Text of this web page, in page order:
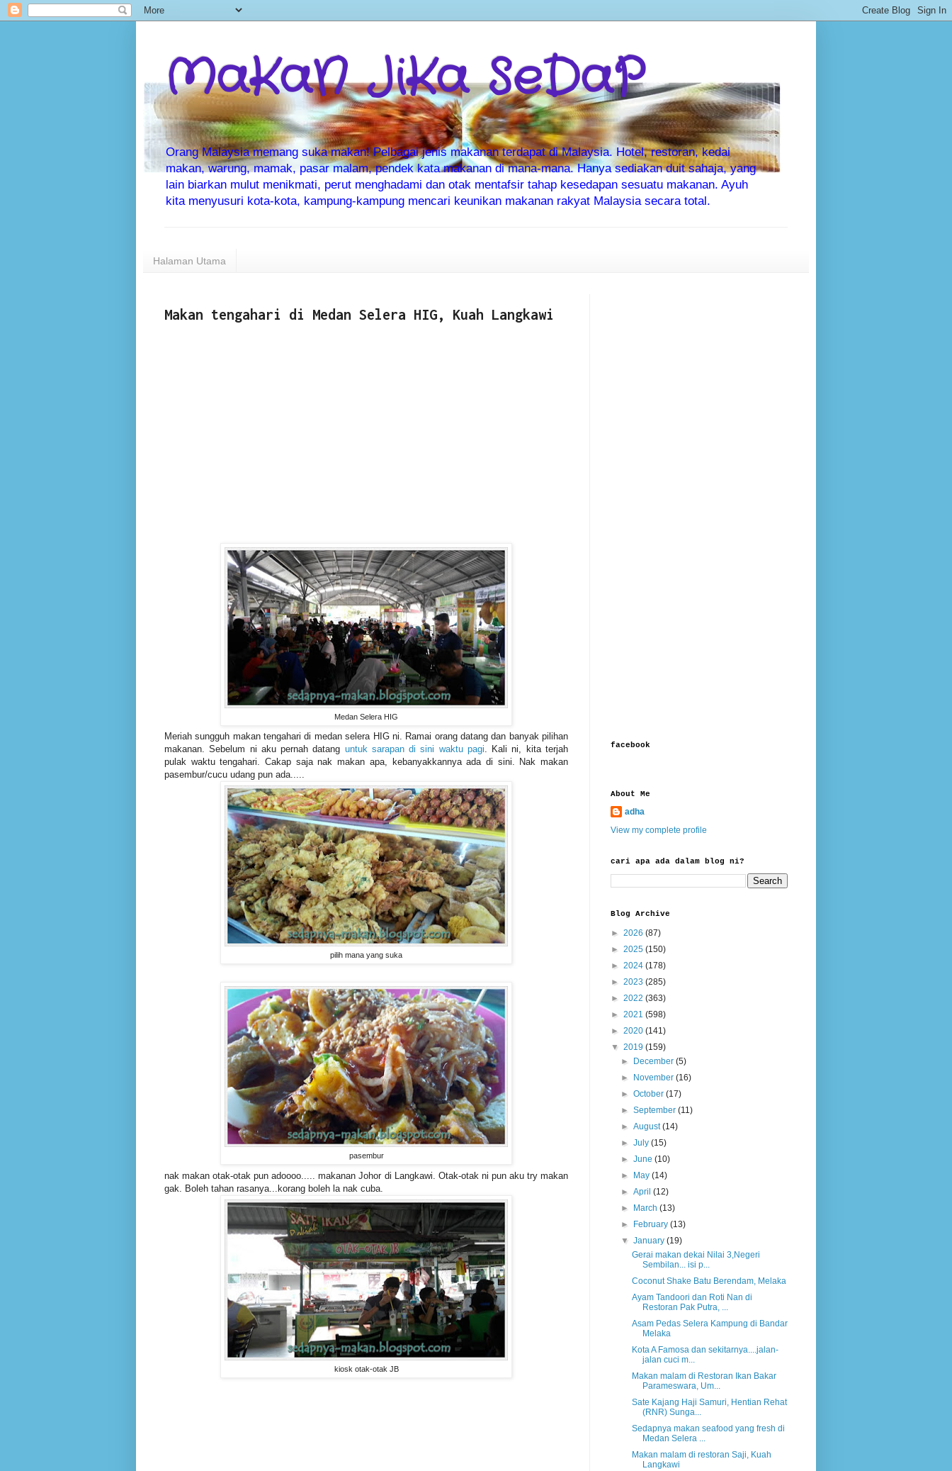
MaKaN JiKa SeDaP
Orang Malaysia memang suka makan! Pelbagai jenis makanan terdapat di Malaysia. Hotel, restoran, kedai
makan, warung, mamak, pasar malam, pendek kata makanan di mana-mana. Hanya sediakan duit sahaja, yang
lain biarkan mulut menikmati, perut menghadami dan otak mentafsir tahap kesedapan sesuatu makanan. Ayuh
kita menyusuri kota-kota, kampung-kampung mencari keunikan makanan rakyat Malaysia secara total.
Halaman Utama
Makan tengahari di Medan Selera HIG, Kuah Langkawi
Medan Selera HIG
Meriah sungguh makan tengahari di medan selera HIG ni. Ramai orang datang dan banyak pilihan
makanan. Sebelum ni aku pernah datang untuk sarapan di sini waktu pagi. Kali ni, kita terjah
pulak waktu tengahari. Cakap saja nak makan apa, kebanyakkannya ada di sini. Nak makan
pasembur/cucu udang pun ada.....
pilih mana yang suka
pasembur
nak makan otak-otak pun adoooo..... makanan Johor di Langkawi. Otak-otak ni pun aku try makan
gak. Boleh tahan rasanya...korang boleh la nak cuba.
kiosk otak-otak JB
facebook
About Me
adha
View my complete profile
cari apa ada dalam blog ni?
Blog Archive
► 2026 (87)
► 2025 (150)
► 2024 (178)
► 2023 (285)
► 2022 (363)
► 2021 (598)
► 2020 (141)
▼ 2019 (159)
►
December(5)
►
November(16)
►October(17)
►September(11)
►August(14)
►July(15)
►June(10)
►
May(14)
►April(12)
►
March(13)
►
February(13)
▼January(19)
Gerai makan dekai Nilai 3,Negeri
Sembilan... isi p...
Coconut Shake Batu Berendam, Melaka
Ayam Tandoori dan Roti Nan di
Restoran Pak Putra, ...
Asam Pedas Selera Kampung di Bandar
Melaka
Kota A Famosa dan sekitarnya....jalan-
jalan cuci m...
Makan malam di Restoran Ikan Bakar
Parameswara, Um...
Sate Kajang Haji Samuri, Hentian Rehat
(RNR) Sunga...
Sedapnya makan seafood yang fresh di
Medan Selera ...
Makan malam di restoran Saji, Kuah
Langkawi